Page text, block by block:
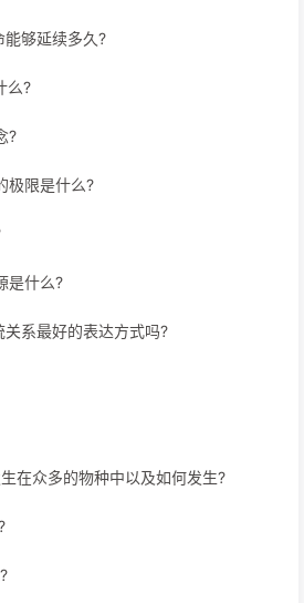
能够延续多久?
么?
?
极限是什么?
是什么?
系最好的表达方式吗?
在众多的物种中以及如何发生?